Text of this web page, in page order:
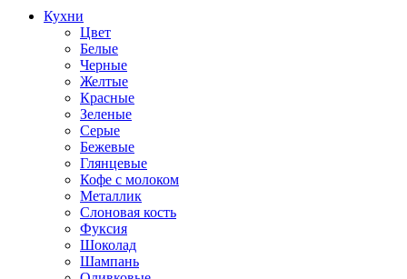
Кухни
Цвет
Белые
Черные
Желтые
Красные
Зеленые
Серые
Бежевые
Глянцевые
Кофе с молоком
Металлик
Слоновая кость
Фуксия
Шоколад
Шампань